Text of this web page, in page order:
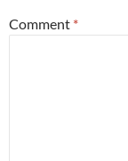
Comment *